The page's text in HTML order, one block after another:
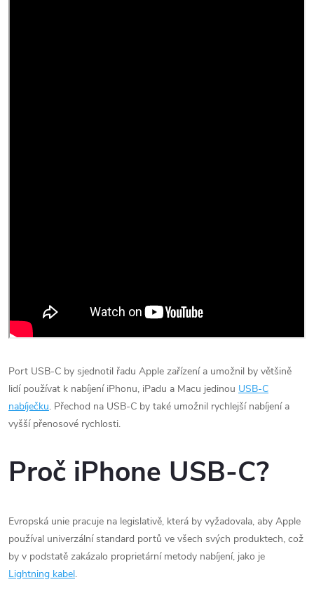
Port USB-C by sjednotil řadu Apple zařízení a umožnil by většině
lidí používat k nabíjení iPhonu, iPadu a Macu jedinou USB-C
nabíječku. Přechod na USB-C by také umožnil rychlejší nabíjení a
vyšší přenosové rychlosti.
Proč iPhone USB-C?
Evropská unie pracuje na legislativě, která by vyžadovala, aby Apple
používal univerzální standard portů ve všech svých produktech, což
by v podstatě zakázalo proprietární metody nabíjení, jako je
Lightning kabel.